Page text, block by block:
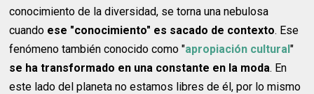
conocimiento de la diversidad, se torna una nebulosa
cuando ese "conocimiento" es sacado de contexto. Ese
fenómeno también conocido como "apropiación cultural"
se ha transformado en una constante en la moda. En
este lado del planeta no estamos libres de él, por lo mismo